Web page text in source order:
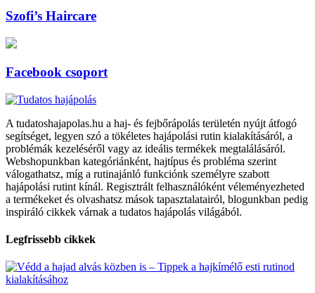
Szofi’s Haircare
Facebook csoport
A tudatoshajapolas.hu a haj- és fejbőrápolás területén nyújt átfogó
segítséget, legyen szó a tökéletes hajápolási rutin kialakításáról, a
problémák kezeléséről vagy az ideális termékek megtalálásáról.
Webshopunkban kategóriánként, hajtípus és probléma szerint
válogathatsz, míg a rutinajánló funkciónk személyre szabott
hajápolási rutint kínál. Regisztrált felhasználóként véleményezheted
a termékeket és olvashatsz mások tapasztalatairól, blogunkban pedig
inspiráló cikkek várnak a tudatos hajápolás világából.
Legfrissebb cikkek